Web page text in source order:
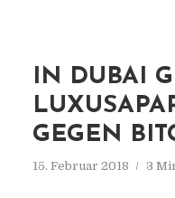
IN DUBAI
GEGEN
15. Februar 2018 3